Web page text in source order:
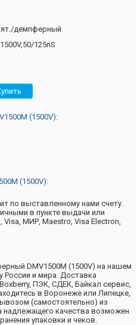
демпферный
125nS
(1500V):
(1500V):
по выставленному нами счету.
в пункте выдачи или
Visa, МИР, Maestro, Visa Electron,
DMV1500M (1500V) на нашем
России и мира. Доставка
ПЭК, СДЕК, Байкал сервис,
в Воронеже или Липецке,
(самостоятельно) из
надлежащего качества возможен
упаковки и чеков.